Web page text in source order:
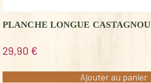
PLANCHE LONGUE CASTAGNOU
29,90 €
Ajouter au panier